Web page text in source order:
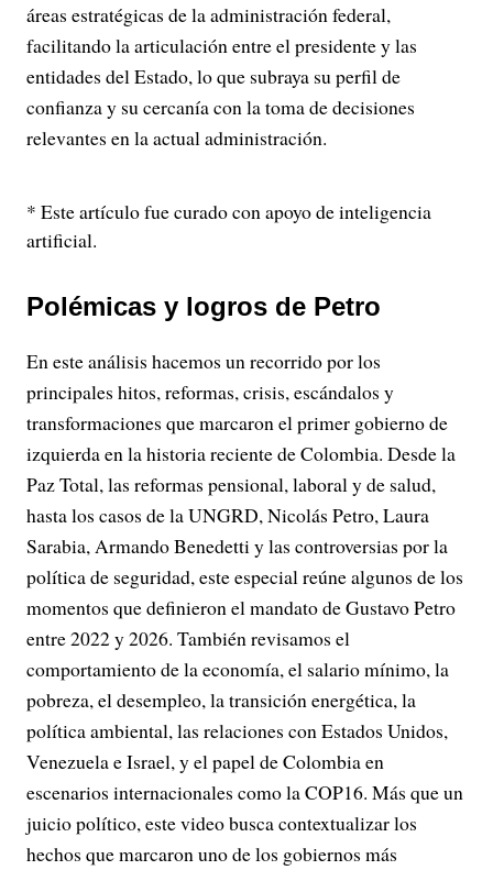
áreas estratégicas de la administración federal,
facilitando la articulación entre el presidente y las
entidades del Estado, lo que subraya su perfil de
confianza y su cercanía con la toma de decisiones
relevantes en la actual administración.
* Este artículo fue curado con apoyo de inteligencia
artificial.
Polémicas y logros de Petro
En este análisis hacemos un recorrido por los
principales hitos, reformas, crisis, escándalos y
transformaciones que marcaron el primer gobierno de
izquierda en la historia reciente de Colombia. Desde la
Paz Total, las reformas pensional, laboral y de salud,
hasta los casos de la UNGRD, Nicolás Petro, Laura
Sarabia, Armando Benedetti y las controversias por la
política de seguridad, este especial reúne algunos de los
momentos que definieron el mandato de Gustavo Petro
entre 2022 y 2026. También revisamos el
comportamiento de la economía, el salario mínimo, la
pobreza, el desempleo, la transición energética, la
política ambiental, las relaciones con Estados Unidos,
Venezuela e Israel, y el papel de Colombia en
escenarios internacionales como la COP16. Más que un
juicio político, este video busca contextualizar los
hechos que marcaron uno de los gobiernos más